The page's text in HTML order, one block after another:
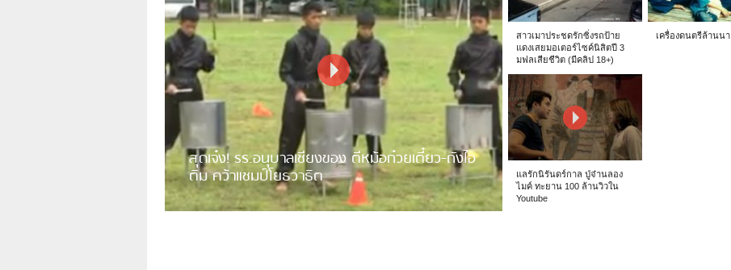
สุดเจ๋ง! รร.อนุบาลเชียงของ ตีหม้อก๋วยเตี๋ยว-ถังไอ
ติม คว้าแชมป์โยธวาธิต
สาวเมาประชดรักซิ่งรถป้าย
แดงเสยมอเตอร์ไซค์นิสิตปี 3
มฟลเสียชีวิต (มีคลิป 18+)
เครื่องดนตรีล้านนา
แลรักนิรันดร์กาล ปู่จ๋านลอง
ไมค์ ทะยาน 100 ล้านวิวใน
Youtube